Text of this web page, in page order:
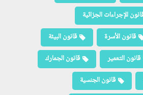
الإجراءات الجزائية
قانون الأسرة
قانون البيئة
قانون التعمير
قانون الجمارك
قانون الجنسية